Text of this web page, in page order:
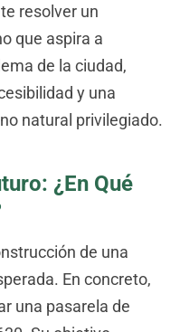
resolver un
que aspira a
de la ciudad,
y una
natural privilegiado.
¿En Qué
de una
En concreto,
una pasarela de